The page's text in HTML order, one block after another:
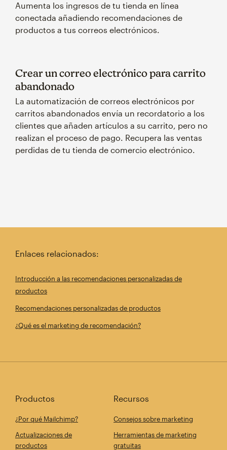
Aumenta los ingresos de tu tienda en línea
conectada añadiendo recomendaciones de
productos a tus correos electrónicos.
Crear un correo electrónico para carrito
abandonado
La automatización de correos electrónicos por
carritos abandonados envía un recordatorio a los
clientes que añaden artículos a su carrito, pero no
realizan el proceso de pago. Recupera las ventas
perdidas de tu tienda de comercio electrónico.
Enlaces relacionados:
Introducción a las recomendaciones personalizadas de
productos
Recomendaciones personalizadas de productos
¿Qué es el marketing de recomendación?
Productos
¿Por qué Mailchimp?
Actualizaciones de
productos
Recursos
Consejos sobre marketing
Herramientas de marketing
gratuitas